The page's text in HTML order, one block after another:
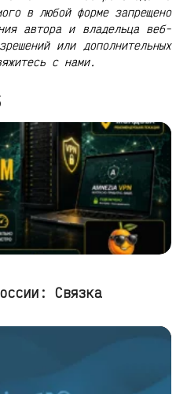
в любой форме запрещено
автора и владельца веб-
или дополнительных
с нами.
Связка